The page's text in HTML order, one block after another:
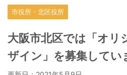
市役所・北区役所
大阪市北区では「オリ
ザイン」を募集してい